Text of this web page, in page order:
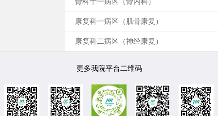
康复科一病区（肌骨康复）
康复科二病区（神经康复）
更多我院平台二维码